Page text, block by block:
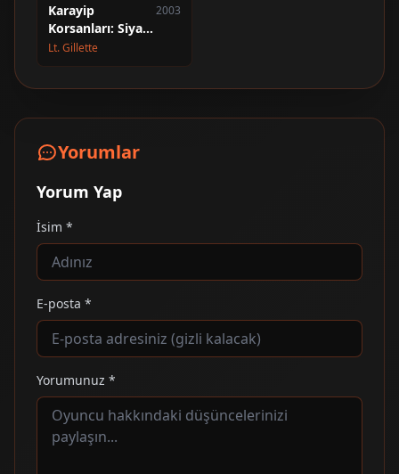
Karayip
Korsanları: Siyah
İnci'nin Laneti
2003
Lt. Gillette
Yorumlar
Yorum Yap
İsim *
E-posta *
Yorumunuz *